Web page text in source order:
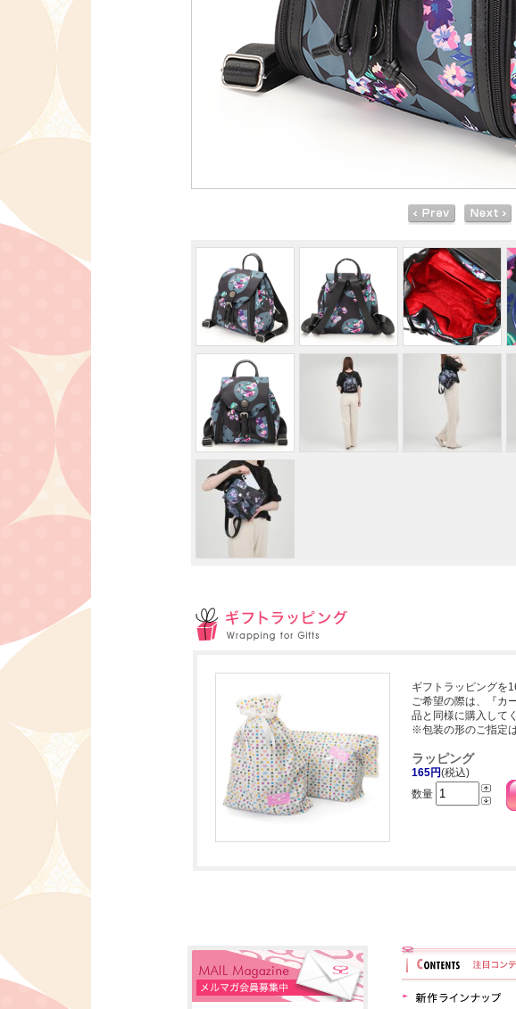
ギフトラッピングを
ご希望の際は、『カ
品と同様に購入して
※包装の形のご指定
ラッピング
165円(税込)
数量